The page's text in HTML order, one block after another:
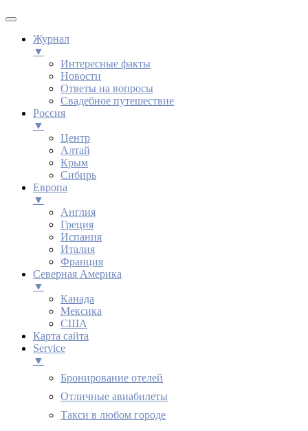
Журнал
▼
Интересные факты
Новости
Ответы на вопросы
Свадебное путешествие
Россия
▼
Центр
Алтай
Крым
Сибирь
Европа
▼
Англия
Греция
Испания
Италия
Франция
Северная Америка
▼
Канада
Мексика
США
Карта сайта
Service
▼
Бронирование отелей
Отличные авиабилеты
Такси в любом городе